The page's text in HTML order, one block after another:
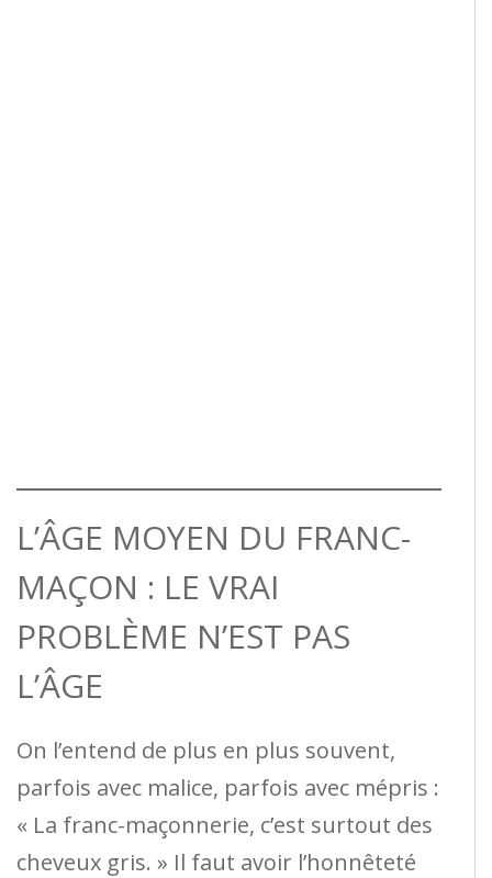
L’ÂGE MOYEN DU FRANC-
MAÇON : LE VRAI
PROBLÈME N’EST PAS
L’ÂGE
On l’entend de plus en plus souvent,
parfois avec malice, parfois avec mépris :
« La franc-maçonnerie, c’est surtout des
cheveux gris. » Il faut avoir l’honnêteté